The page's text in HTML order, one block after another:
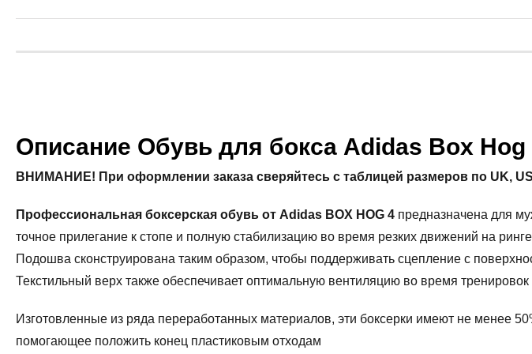
Описание Обувь для бокса Adidas Box Hog
ВНИМАНИЕ! При оформлении заказа сверяйтесь с таблицей размеров по UK,
Профессиональная боксерская обувь от Adidas BOX HOG 4 предназначена для
точное прилегание к стопе и полную стабилизацию во время резких движений на
Подошва сконструирована таким образом, чтобы поддерживать сцепление с
Текстильный верх также обеспечивает оптимальную вентиляцию во время
Изготовленные из ряда переработанных материалов, эти боксерки имеют не менее
помогающее положить конец пластиковым отходам